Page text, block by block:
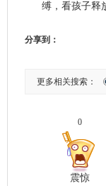
缚，看孩子释
分享到：
更多相关搜索：
0
震惊